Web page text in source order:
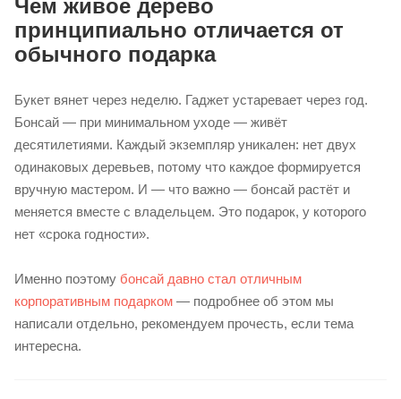
Чем живое дерево
принципиально отличается от
обычного подарка
Букет вянет через неделю. Гаджет устаревает через год.
Бонсай — при минимальном уходе — живёт
десятилетиями. Каждый экземпляр уникален: нет двух
одинаковых деревьев, потому что каждое формируется
вручную мастером. И — что важно — бонсай растёт и
меняется вместе с владельцем. Это подарок, у которого
нет «срока годности».
Именно поэтому бонсай давно стал отличным
корпоративным подарком — подробнее об этом мы
написали отдельно, рекомендуем прочесть, если тема
интересна.